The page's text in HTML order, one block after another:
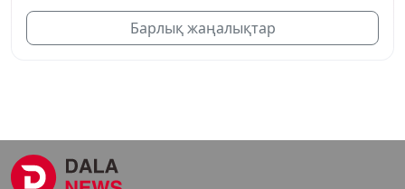
Барлық жаңалықтар